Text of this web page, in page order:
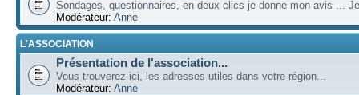
Sondages, questionnaires, en deux clics je donne mon avis ...
Modérateur: Anne
L'ASSOCIATION
Présentation de l'association...
Vous trouverez ici, les adresses utiles dans votre région...
Modérateur: Anne